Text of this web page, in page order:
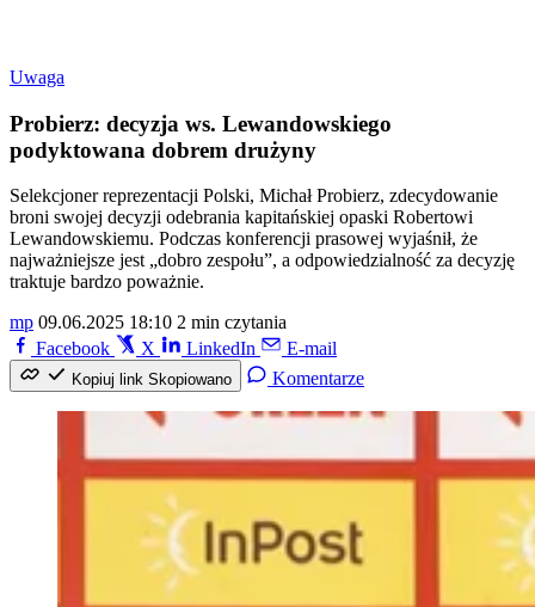
Uwaga
Probierz: decyzja ws. Lewandowskiego
podyktowana dobrem drużyny
Selekcjoner reprezentacji Polski, Michał Probierz, zdecydowanie
broni swojej decyzji odebrania kapitańskiej opaski Robertowi
Lewandowskiemu. Podczas konferencji prasowej wyjaśnił, że
najważniejsze jest „dobro zespołu”, a odpowiedzialność za decyzję
traktuje bardzo poważnie.
mp 09.06.2025 18:10 2 min czytania
Facebook
X LinkedIn E-mail
Kopiuj link Skopiowano Komentarze